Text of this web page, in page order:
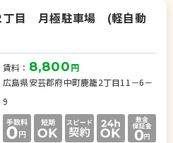
ン駐車場 物件No. 33195
丁目 月極駐車場 (軽自動
賃料： 8,800円
広島県安芸郡府中町鹿籠2丁目11－6－
9